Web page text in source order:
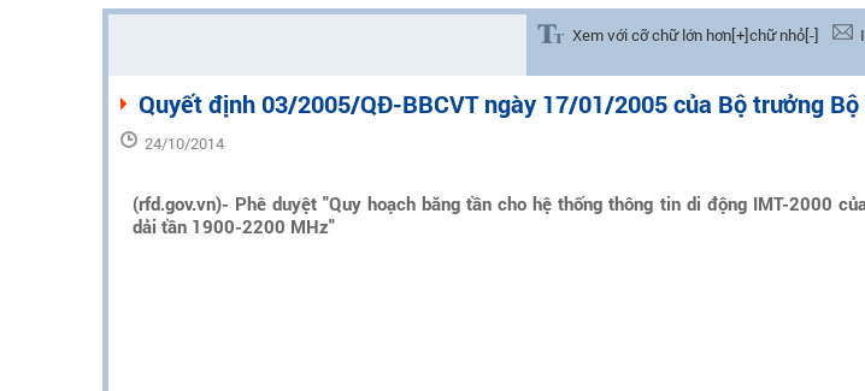
Xem với cỡ chữ lớn hơn[+]chữ nhỏ[-]
Quyết định 03/2005/QĐ-BBCVT ngày 17/01/2005 của Bộ trưởng
24/10/2014
(rfd.gov.vn)- Phê duyệt "Quy hoạch băng tần cho hệ thống thông tin di động IMT-2000
dải tần 1900-2200 MHz"